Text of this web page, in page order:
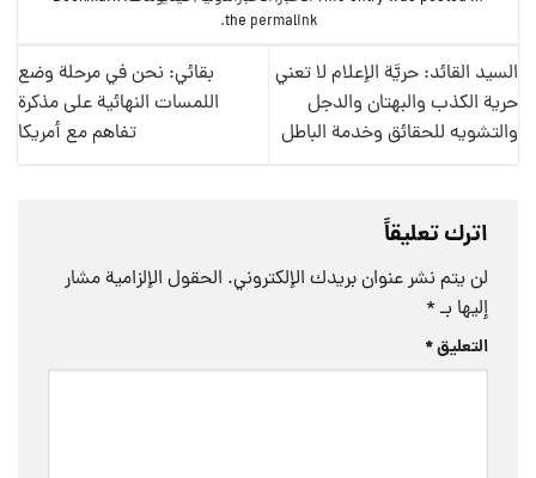
the permalink
.
السيد القائد: حريَّة الإعلام لا تعني
حرية الكذب والبهتان والدجل
والتشويه للحقائق وخدمة الباطل
بقائي: نحن في مرحلة وضع
اللمسات النهائية على مذكرة
تفاهم مع أمريكا
اترك تعليقاً
لن يتم نشر عنوان بريدك الإلكتروني. الحقول الإلزامية مشار
إليها بـ *
التعليق*